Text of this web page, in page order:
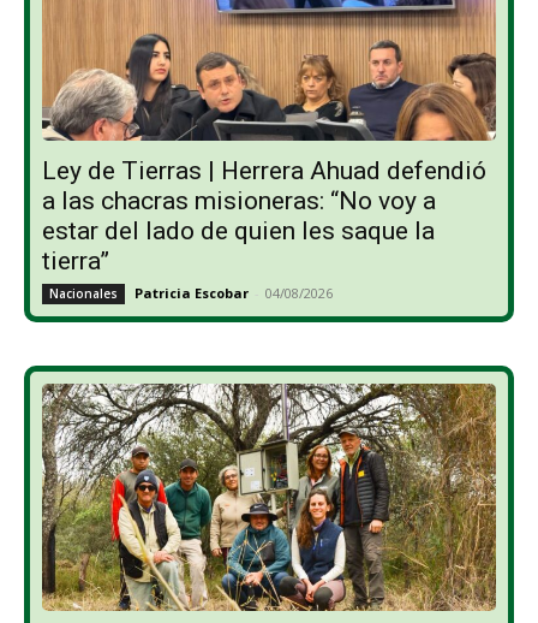
Ley de Tierras | Herrera Ahuad defendió
a las chacras misioneras: “No voy a
estar del lado de quien les saque la
tierra”
Nacionales Patricia Escobar - 04/08/2026